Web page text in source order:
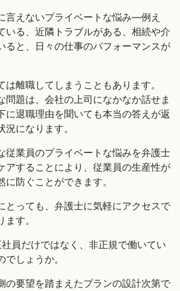
言えないプライベートな悩み―例え
いる、近隣トラブルがある、相続や介
と、日々の仕事のパフォーマンスが
は離職してしまうこともあります。
問題は、会社の上司になかなか話せま
に退職理由を聞いても本当の答えが返
になります。
従業員のプライベートな悩みを弁護士
アすることにより、従業員の生産性が
防ぐことができます。
とっても、弁護士に気軽にアクセスで
す。
社員だけではなく、非正規で働いてい
しょうか。
の要望を踏まえたプランの設計次第で